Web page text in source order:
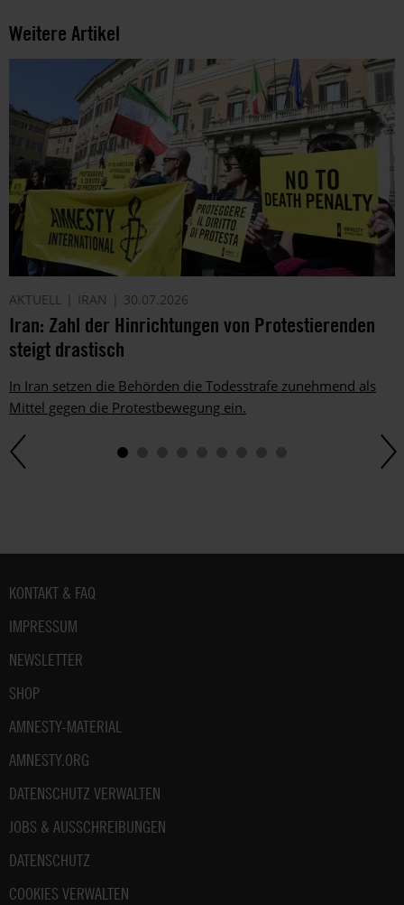
Weitere Artikel
AKTUELL IRAN 30.07.2026
Iran: Zahl der Hinrichtungen von Protestierenden
steigt drastisch
In Iran setzen die Behörden die Todesstrafe zunehmend als
Mittel gegen die Protestbewegung ein.
Fußbereich
KONTAKT & FAQ
IMPRESSUM
NEWSLETTER
SHOP
AMNESTY-MATERIAL
AMNESTY.ORG
DATENSCHUTZ VERWALTEN
JOBS & AUSSCHREIBUNGEN
DATENSCHUTZ
COOKIES VERWALTEN